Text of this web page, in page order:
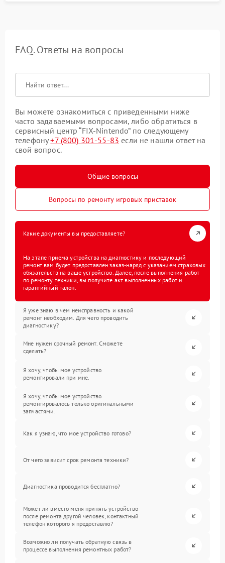
FAQ. Ответы на вопросы
Вы можете ознакомиться с приведенными ниже
часто задаваемыми вопросами, либо обратиться в
сервисный центр “FIX-Nintendo” по следующему
телефону+7 (800) 301-55-83 если не нашли ответ на
свой вопрос.
Общие вопросы
Вопросы по ремонту игровых приставок
Какие документы вы предоставляете?
На этапе приема устройства на диагностику и последующий
ремонт вам будет предоставлен заказ-наряд с указанием страховых
обязательств на ваше устройство. Далее, после выполнения работ
по ремонту техники, вы получите акт выполненных работ и
гарантийный талон.
Я уже знаю в чем неисправность и какой
ремонт необходим. Для чего проводить
диагностику?
Мне нужен срочный ремонт. Сможете
сделать?
Я хочу, чтобы мое устройство
ремонтировали при мне.
Я хочу, чтобы мое устройство
ремонтировалось только оригинальными
запчастями.
Как я узнаю, что мое устройство готово?
От чего зависит срок ремонта техники?
Диагностика проводится бесплатно?
Может ли вместо меня принять устройство
после ремонта другой человек, контактный
телефон которого я предоставлю?
Возможно ли получать обратную связь в
процессе выполнения ремонтных работ?